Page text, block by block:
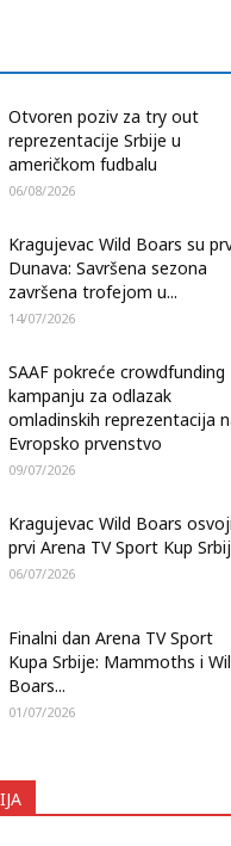
Otvoren poziv za try out
reprezentacije Srbije u
američkom fudbalu
06/08/2026
Kragujevac Wild Boars su
Dunava: Savršena sezona
završena trofejom u...
14/07/2026
SAAF pokreće crowdfunding
kampanju za odlazak
omladinskih reprezentacija
Evropsko prvenstvo
09/07/2026
Kragujevac Wild Boars
prvi Arena TV Sport Kup
06/07/2026
Finalni dan Arena TV Sport
Kupa Srbije: Mammoths i
Boars...
01/07/2026